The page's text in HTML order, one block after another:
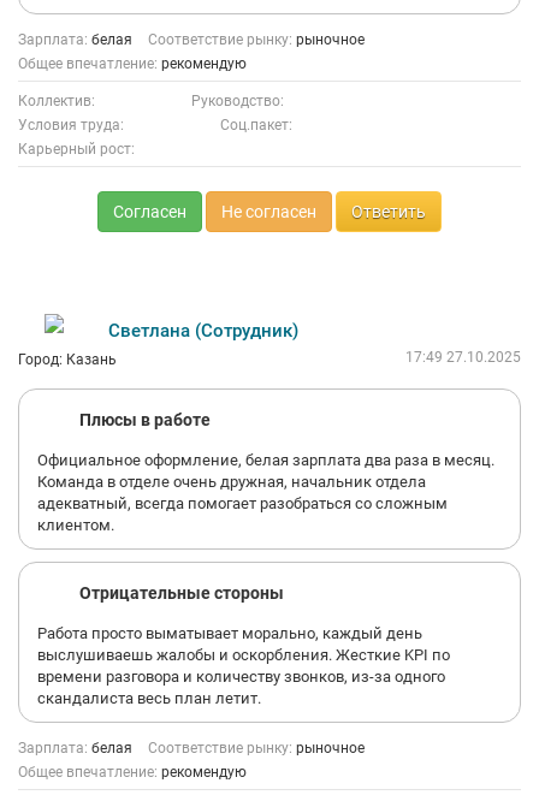
Зарплата: белая Соответствие рынку: рыночное
Общее впечатление: рекомендую
Коллектив:
Руководство:
Условия труда:
Соц.пакет:
Карьерный рост:
Согласен Не согласен Ответить
Светлана (Сотрудник)
Город: Казань 17:49 27.10.2025
Плюсы в работе
Официальное оформление, белая зарплата два раза в месяц.
Команда в отделе очень дружная, начальник отдела
адекватный, всегда помогает разобраться со сложным
клиентом.
Отрицательные стороны
Работа просто выматывает морально, каждый день
выслушиваешь жалобы и оскорбления. Жесткие KPI по
времени разговора и количеству звонков, из-за одного
скандалиста весь план летит.
Зарплата: белая Соответствие рынку: рыночное
Общее впечатление: рекомендую